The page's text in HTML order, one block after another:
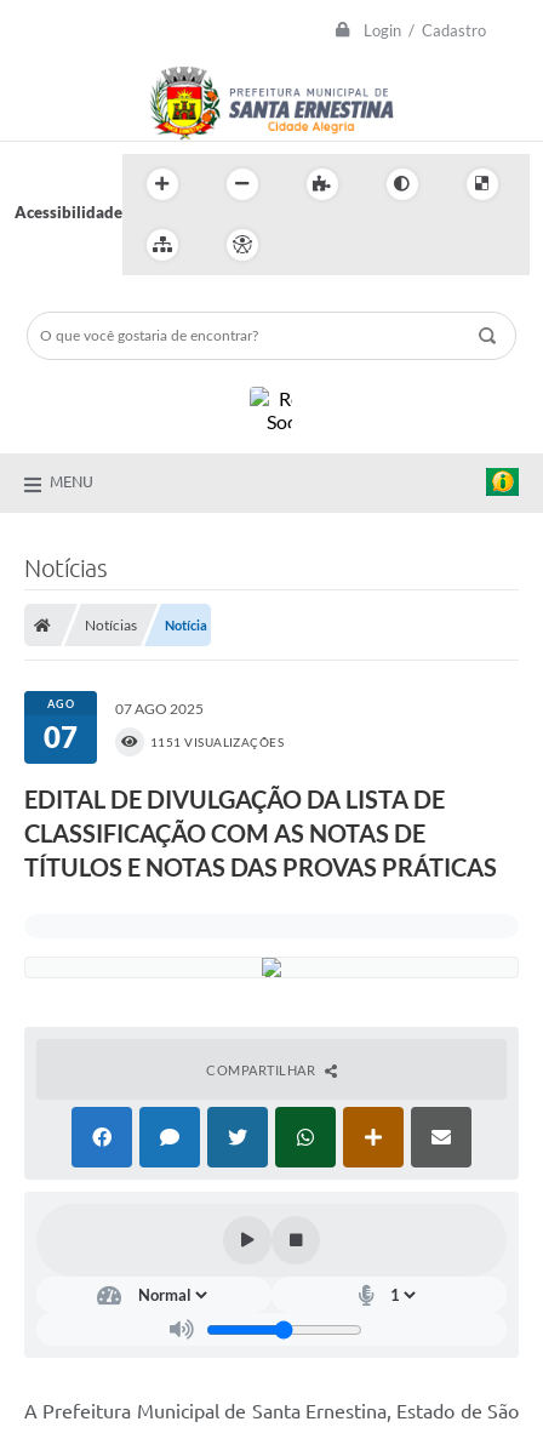
Login / Cadastro
Acessibilidade
MENU
Notícias
Notícias Notícia
AGO
07
07 AGO 2025
1151 VISUALIZAÇÕES
EDITAL DE DIVULGAÇÃO DA LISTA DE
CLASSIFICAÇÃO COM AS NOTAS DE
TÍTULOS E NOTAS DAS PROVAS PRÁTICAS
COMPARTILHAR
A Prefeitura Municipal de Santa Ernestina, Estado de São